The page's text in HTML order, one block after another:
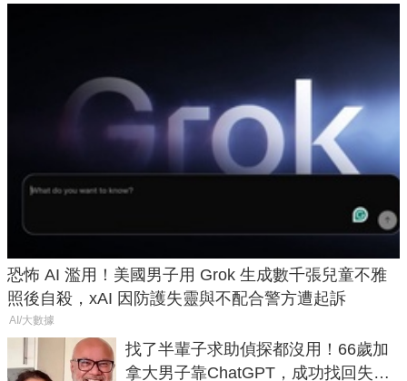
恐怖 AI 濫用！美國男子用 Grok 生成數千張兒童不雅
照後自殺，xAI 因防護失靈與不配合警方遭起訴
AI/大數據
找了半輩子求助偵探都沒用！66歲加
拿大男子靠ChatGPT，成功找回失散